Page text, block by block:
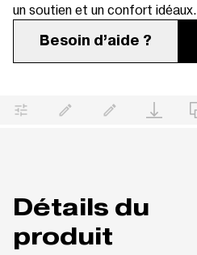
un soutien et un confort idéaux.
Besoin d’aide ?
Détails du
produit